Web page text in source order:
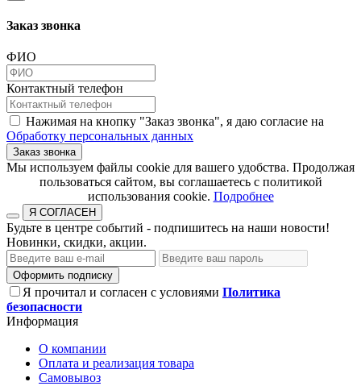
Заказ звонка
ФИО
Контактный телефон
Нажимая на кнопку "Заказ звонка", я даю согласие на
Обработку персональных данных
Заказ звонка
​​​​​​​Мы используем файлы cookie для вашего удобства. Продолжая
пользоваться сайтом, вы соглашаетесь с политикой
использования cookie.​​​​​​​ Подробнее
Я СОГЛАСЕН
Будьте в центре событий - подпишитесь на наши новости!
Новинки, скидки, акции.
Оформить подписку
Я прочитал и согласен с условиями Политика
безопасности
Информация
О компании
Оплата и реализация товара
Самовывоз